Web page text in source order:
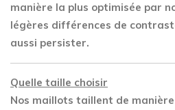
manière la plus optimisée par
légères différences de
aussi persister.
Quelle taille choisir
Nos maillots taillent de